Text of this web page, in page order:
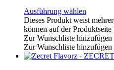
Ausführung wählen
Dieses Produkt weist
können auf der
Zur Wunschliste hinzufügen
Zur Wunschliste hinzufügen